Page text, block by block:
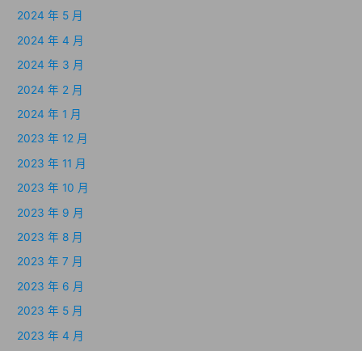
2024 年 5 月
2024 年 4 月
2024 年 3 月
2024 年 2 月
2024 年 1 月
2023 年 12 月
2023 年 11 月
2023 年 10 月
2023 年 9 月
2023 年 8 月
2023 年 7 月
2023 年 6 月
2023 年 5 月
2023 年 4 月